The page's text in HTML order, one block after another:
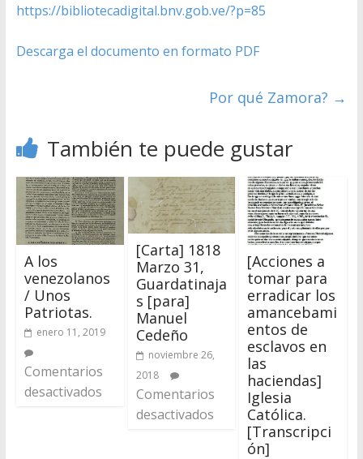
https://bibliotecadigital.bnv.gob.ve/?p=85
Descarga el documento en formato PDF
Por qué Zamora? →
También te puede gustar
A los
venezolanos
/ Unos
Patriotas.
enero 11, 2019
Comentarios
desactivados
[Carta] 1818
Marzo 31,
Guardatinaja
s [para]
Manuel
Cedeño
noviembre 26,
2018
Comentarios
desactivados
[Acciones a
tomar para
erradicar los
amancebami
entos de
esclavos en
las
haciendas]
Iglesia
Católica.
[Transcripci
ón]